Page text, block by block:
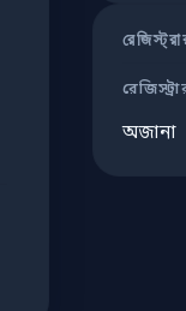
অজানা